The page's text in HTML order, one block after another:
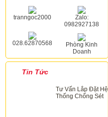
tranngoc2000
Zalo:
0982927138
028.62870568
Phòng Kinh
Doanh
Tin Tức
Tư Vấn Lắp Đặt Hệ
Thống Chống Sét